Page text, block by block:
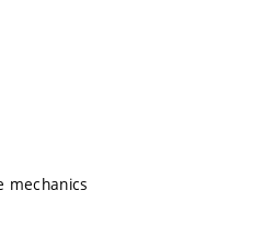
mechanics